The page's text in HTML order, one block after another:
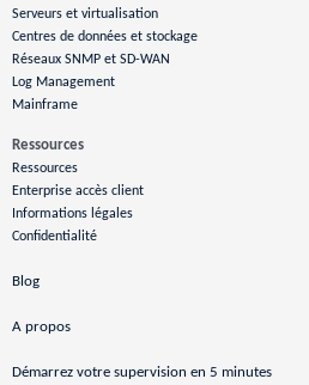
Serveurs et virtualisation
Centres de données et stockage
Réseaux SNMP et SD-WAN
Log Management
Mainframe
Ressources
Ressources
Enterprise accès client
Informations légales
Confidentialité
Blog
A propos
Démarrez votre supervision en 5 minutes